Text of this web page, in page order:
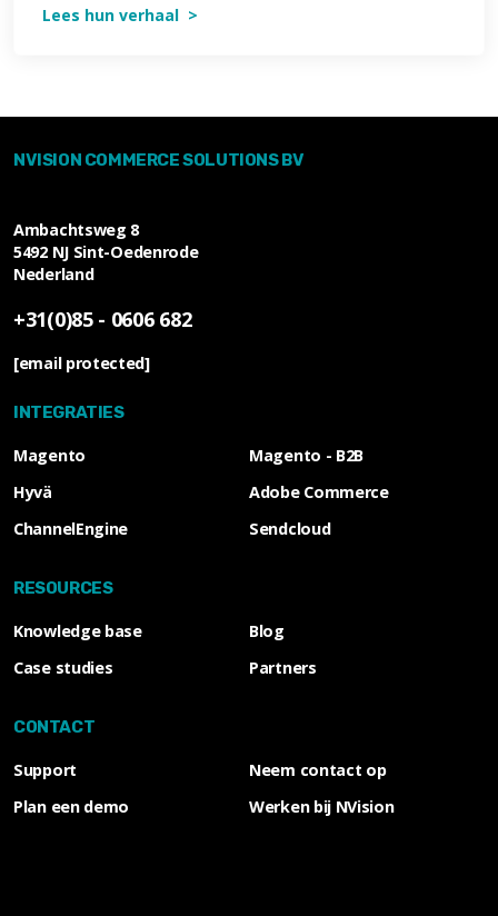
Lees hun verhaal >
NVISION COMMERCE SOLUTIONS BV
Ambachtsweg 8
5492 NJ Sint-Oedenrode
Nederland
+31(0)85 - 0606 682
[email protected]
INTEGRATIES
Magento
Magento - B2B
Hyvä
Adobe Commerce
ChannelEngine
Sendcloud
RESOURCES
Knowledge base
Blog
Case studies
Partners
CONTACT
Support
Neem contact op
Plan een demo
Werken bij NVision